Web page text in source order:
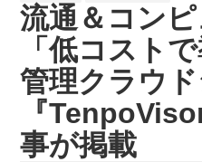
流通＆コン
「低コスト
管理クラウ
『
事が掲載